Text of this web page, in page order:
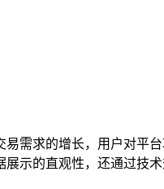
易需求的增长，用户对平
示的直观性，还通过技